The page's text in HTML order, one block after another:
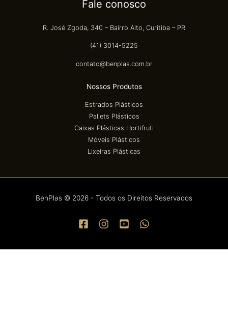
Fale conosco
R. José Zgoda, 340 – Bairro Alto, Curitiba – PR
(41) 3014-5225
contato@benplas.com.br
Nossos Produtos
Estrados Plásticos
Pallets Plásticos
Caixas Plásticas Hortifruti
Móveis Plásticos
Lixeiras Plásticas
BenPlas © 2026 - Todos os Direitos Reservados